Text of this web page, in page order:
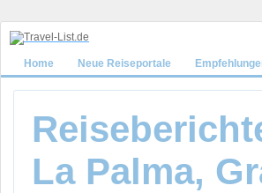
Home Neue Reiseportale
La Palma,